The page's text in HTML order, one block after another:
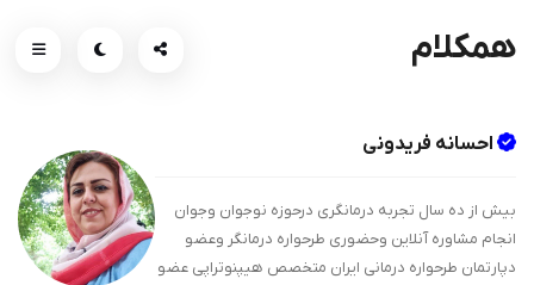
همکلام
احسانه فریدونی
بیش از ده سال تجربه درمانگری درحوزه نوجوان وجوان
انجام مشاوره آنلاین وحضوری طرحواره درمانگر وعضو
دپارتمان طرحواره درمانی ایران متخصص هیپنوتراپی عضو